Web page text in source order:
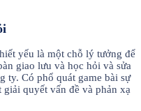
yếu là một chỗ lý tưởng để
giao lưu và học hỏi và sửa
ty. Có phổ quát game bài sự
quyết vấn đề và phản xạ